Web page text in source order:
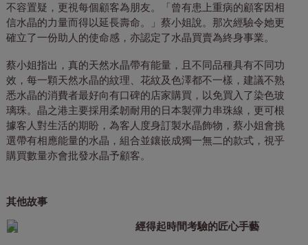
不容置疑，更視每個顧客為朋友。「曾有患上重病的顧客因相
信水晶的力量而得以延長壽命。」蔡小姐說。那次經驗令她更
確立了一份助人的使命感，亦認定了水晶買賣為終身事業。
蔡小姐指出，真的天然水晶帶有能量，且不同品種具有不同功
效，每一顆天然水晶的紋理、花紋及色澤都不一樣，建議不熟
悉水晶的消費者最好向有口碑的店家購買，以免買入了染色玻
璃珠。晶之港主要採用柔韌耐用的日本製彈力串珠線，更可根
據客人對生活的期盼，為客人度身訂製水晶飾物，蔡小姐會挑
選帶有相應能量的水晶，組合並鑲嵌成獨一無二的款式，視乎
購買數量亦會批發水晶予顧客。
其他故事
經得起時間考驗的匠心手藝